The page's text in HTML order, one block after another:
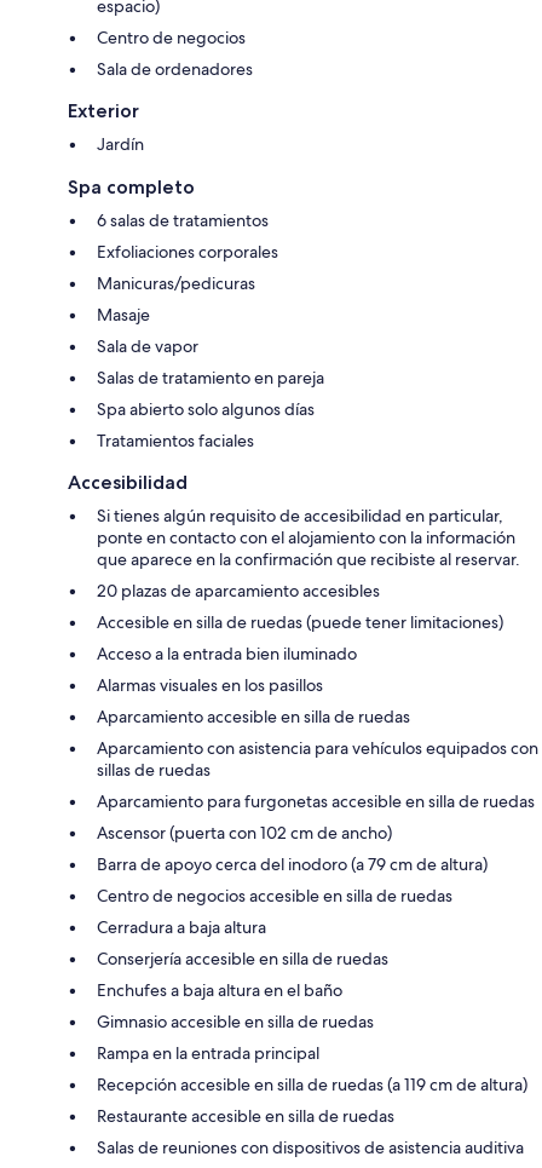
espacio)
Centro de negocios
Sala de ordenadores
Exterior
Jardín
Spa completo
6 salas de tratamientos
Exfoliaciones corporales
Manicuras/pedicuras
Masaje
Sala de vapor
Salas de tratamiento en pareja
Spa abierto solo algunos días
Tratamientos faciales
Accesibilidad
Si tienes algún requisito de accesibilidad en particular,
ponte en contacto con el alojamiento con la información
que aparece en la confirmación que recibiste al reservar.
20 plazas de aparcamiento accesibles
Accesible en silla de ruedas (puede tener limitaciones)
Acceso a la entrada bien iluminado
Alarmas visuales en los pasillos
Aparcamiento accesible en silla de ruedas
Aparcamiento con asistencia para vehículos equipados con
sillas de ruedas
Aparcamiento para furgonetas accesible en silla de ruedas
Ascensor (puerta con 102 cm de ancho)
Barra de apoyo cerca del inodoro (a 79 cm de altura)
Centro de negocios accesible en silla de ruedas
Cerradura a baja altura
Conserjería accesible en silla de ruedas
Enchufes a baja altura en el baño
Gimnasio accesible en silla de ruedas
Rampa en la entrada principal
Recepción accesible en silla de ruedas (a 119 cm de altura)
Restaurante accesible en silla de ruedas
Salas de reuniones con dispositivos de asistencia auditiva